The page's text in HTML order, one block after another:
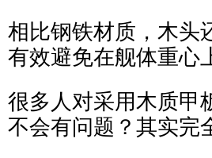
相比钢铁材质，木头
有效避免在舰体重心
很多人对采用木质甲
不会有问题？其实完